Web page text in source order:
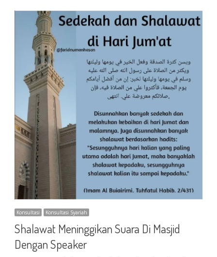
Konsultasi Konsultasi Syariah
Shalawat Meninggikan Suara Di Masjid
Dengan Speaker